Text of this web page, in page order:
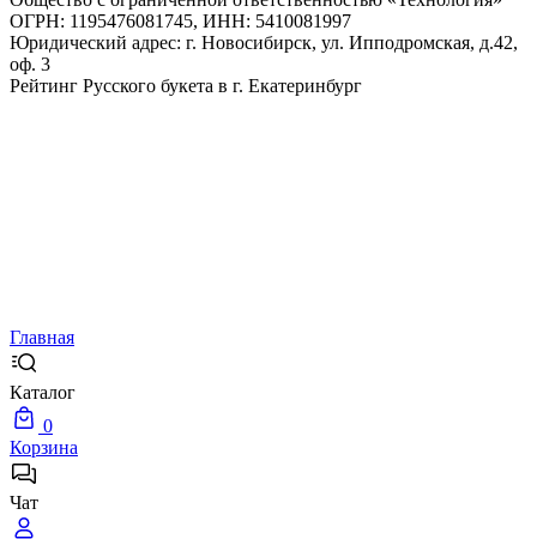
ОГРН: 1195476081745, ИНН: 5410081997
Юридический адрес: г. Новосибирск, ул. Ипподромская, д.42,
оф. 3
Рейтинг Русского букета в г. Екатеринбург
Главная
Каталог
0
Корзина
Чат